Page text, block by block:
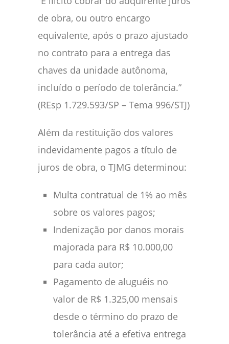
de obra, ou outro encargo
equivalente, após o prazo ajustado
no contrato para a entrega das
chaves da unidade autônoma,
incluído o período de tolerância.”
(REsp 1.729.593/SP – Tema 996/STJ)
Além da restituição dos valores
indevidamente pagos a título de
juros de obra, o TJMG determinou:
Multa contratual de 1% ao mês
sobre os valores pagos;
Indenização por danos morais
majorada para R$ 10.000,00
para cada autor;
Pagamento de aluguéis no
valor de R$ 1.325,00 mensais
desde o término do prazo de
tolerância até a efetiva entrega